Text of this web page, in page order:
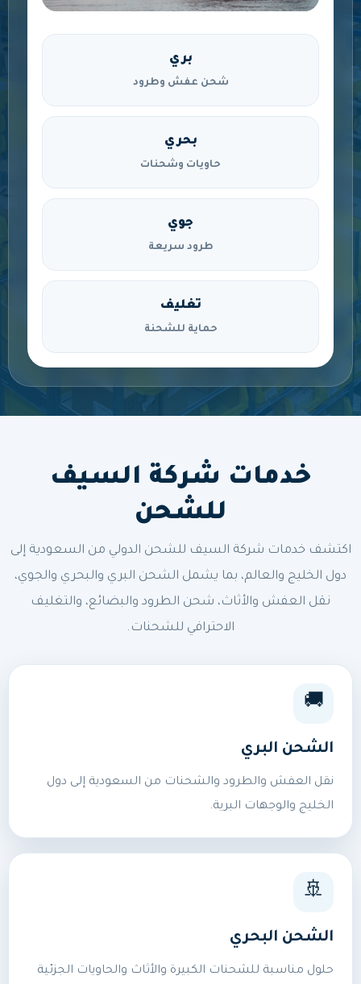
بري
شحن عفش وطرود
بحري
حاويات وشحنات
جوي
طرود سريعة
تغليف
حماية للشحنة
خدمات شركة السيف
للشحن
اكتشف خدمات شركة السيف للشحن الدولي من السعودية إلى
دول الخليج والعالم، بما يشمل الشحن البري والبحري والجوي،
نقل العفش والأثاث، شحن الطرود والبضائع، والتغليف
الاحترافي للشحنات.
🚚
الشحن البري
نقل العفش والطرود والشحنات من السعودية إلى دول
الخليج والوجهات البرية.
🚢
الشحن البحري
حلول مناسبة للشحنات الكبيرة والأثاث والحاويات الجزئية